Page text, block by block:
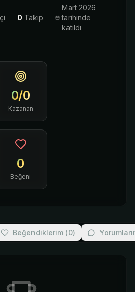
0 Takip
Mart 2026
tarihinde
katıldı
0/0
Kazanan
0
Beğeni
Beğendiklerim (0)